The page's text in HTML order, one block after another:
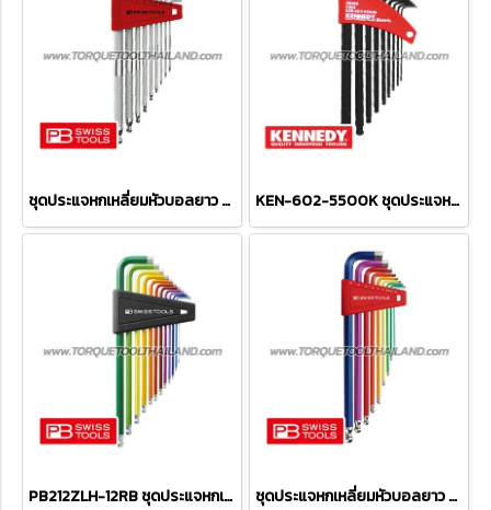
ชุดประแจหกเหลี่ยมหัวบอลยาว PB3212LH KEN-602-5500K ชุดประแจหกเหลี่ยมหัวบอลยาว 9 ตัว 1.5 - 10 มม.
PB212ZLH-12RB ชุดประแจหกเหลี่ยมหัวบอลยาว (สีรุ้ง) ขนาด 1/20"-5/16" (12 ตัวชุด) ชุดประแจหกเหลี่ยมหัวบอลยาว PB212LH-10RB